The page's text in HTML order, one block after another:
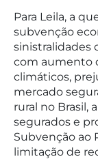
Para Leila, a
subvenção
sinistralidades
com aumento
climáticos,
mercado
rural no Brasil,
segurados e
Subvenção ao
limitação de